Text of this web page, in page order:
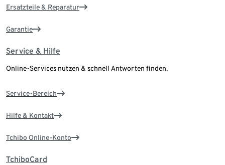
Ersatzteile & Reparatur
Garantie
Service & Hilfe
Online-Services nutzen & schnell Antworten finden.
Service-Bereich
Hilfe & Kontakt
Tchibo Online-Konto
TchiboCard